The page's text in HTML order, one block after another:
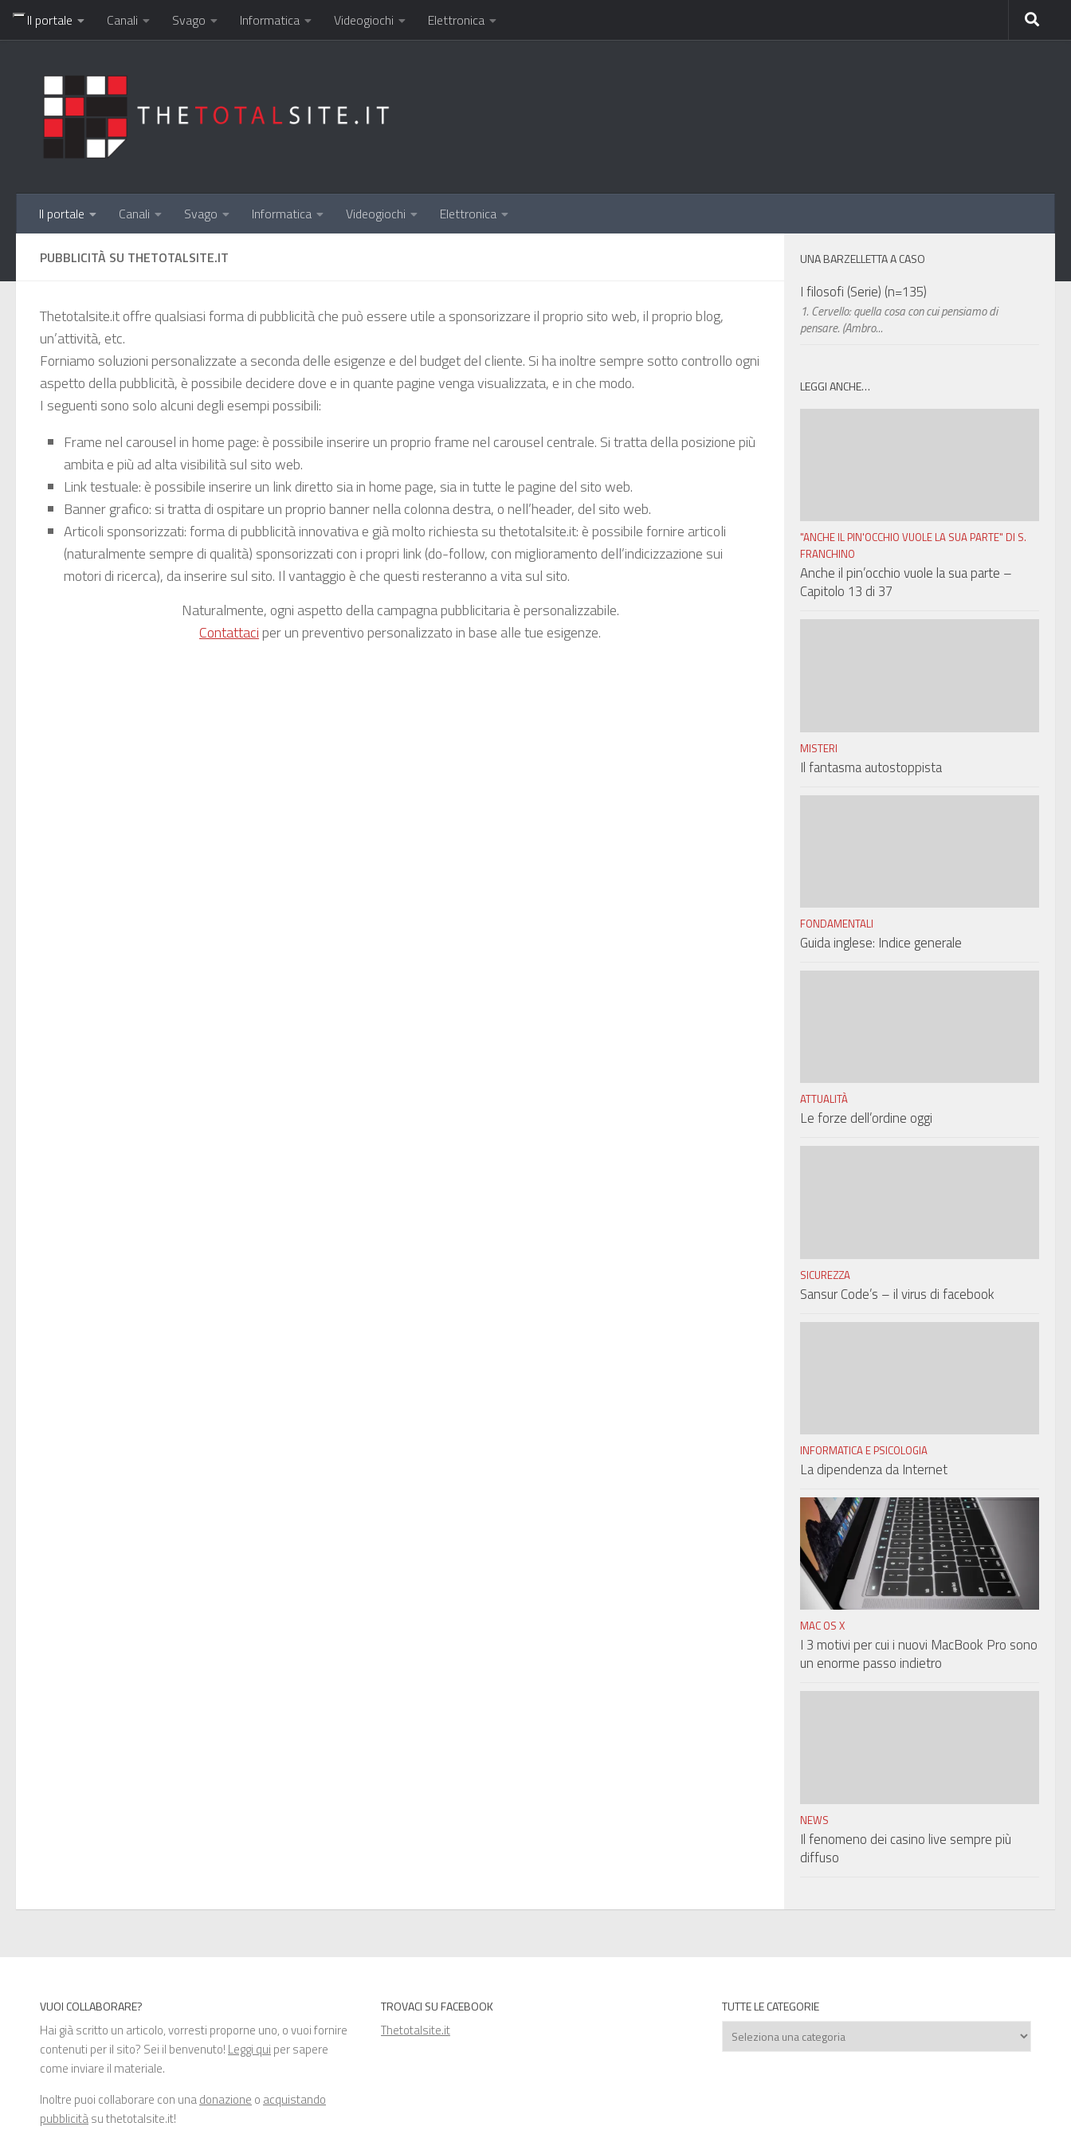
Salta al contenuto
Il portale Canali Svago Informatica Videogiochi Elettronica
Il portale Canali Svago Informatica Videogiochi Elettronica
PUBBLICITÀ SU THETOTALSITE.IT
Thetotalsite.it offre qualsiasi forma di pubblicità che può essere utile a sponsorizzare il proprio sito web, il proprio blog,
un’attività, etc.
Forniamo soluzioni personalizzate a seconda delle esigenze e del budget del cliente. Si ha inoltre sempre sotto controllo ogni
aspetto della pubblicità, è possibile decidere dove e in quante pagine venga visualizzata, e in che modo.
I seguenti sono solo alcuni degli esempi possibili:
Frame nel carousel in home page: è possibile inserire un proprio frame nel carousel centrale. Si tratta della posizione più
ambita e più ad alta visibilità sul sito web.
Link testuale: è possibile inserire un link diretto sia in home page, sia in tutte le pagine del sito web.
Banner grafico: si tratta di ospitare un proprio banner nella colonna destra, o nell’header, del sito web.
Articoli sponsorizzati: forma di pubblicità innovativa e già molto richiesta su thetotalsite.it: è possibile fornire articoli
(naturalmente sempre di qualità) sponsorizzati con i propri link (do-follow, con miglioramento dell’indicizzazione sui
motori di ricerca), da inserire sul sito. Il vantaggio è che questi resteranno a vita sul sito.
Naturalmente, ogni aspetto della campagna pubblicitaria è personalizzabile.
Contattaci per un preventivo personalizzato in base alle tue esigenze.
UNA BARZELLETTA A CASO
I filosofi (Serie) (n=135)
1. Cervello: quella cosa con cui pensiamo di
pensare. (Ambro...
LEGGI ANCHE…
"ANCHE IL PIN'OCCHIO VUOLE LA SUA PARTE" DI S.
FRANCHINO
Anche il pin’occhio vuole la sua parte –
Capitolo 13 di 37
MISTERI
Il fantasma autostoppista
FONDAMENTALI
Guida inglese: Indice generale
ATTUALITÀ
Le forze dell’ordine oggi
SICUREZZA
Sansur Code’s – il virus di facebook
INFORMATICA E PSICOLOGIA
La dipendenza da Internet
MAC OS X
I 3 motivi per cui i nuovi MacBook Pro sono
un enorme passo indietro
NEWS
Il fenomeno dei casino live sempre più
diffuso
VUOI COLLABORARE?
Hai già scritto un articolo, vorresti proporne uno, o vuoi fornire
contenuti per il sito? Sei il benvenuto! Leggi qui per sapere
come inviare il materiale.
Inoltre puoi collaborare con unadonazione o acquistando
pubblicitàsu thetotalsite.it!
TROVACI SU FACEBOOK
Thetotalsite.it
TUTTE LE CATEGORIE
Tutte
le